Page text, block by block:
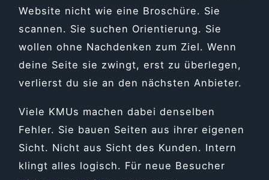
Website nicht wie eine Broschüre. Sie
scannen. Sie suchen Orientierung. Sie
wollen ohne Nachdenken zum Ziel. Wenn
deine Seite sie zwingt, erst zu überlegen,
verlierst du sie an den nächsten Anbieter.
Viele KMUs machen dabei denselben
Fehler. Sie bauen Seiten aus ihrer eigenen
Sicht. Nicht aus Sicht des Kunden. Intern
klingt alles logisch. Für neue Besucher